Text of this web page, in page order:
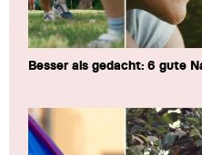
Besser als gedacht: 6 gute